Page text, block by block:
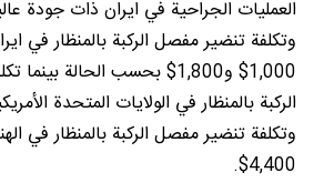
العمليات الجراحية في ايران ذات جودة
وتكلفة تنضير مفصل الركبة بالمنظار في
1,000$ و1,800$ بحسب الحالة
وتكلفة تنضير مفصل الركبة بالمنظار في
4,400$.